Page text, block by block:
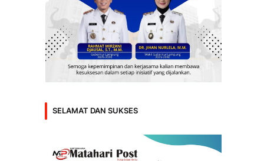
SELAMAT DAN SUKSES